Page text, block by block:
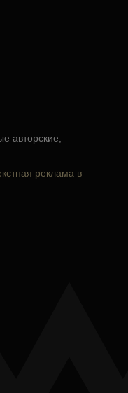
авторские,
реклама в